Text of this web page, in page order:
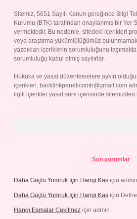
Sitemiz, 5651 Sayılı Kanun gereğince Bilgi
Kurumu (BTK) tarafından onaylanmış bir Yer
vermektedir. Bu nedenle, sitedeki içerikleri
veya araştırma yükümlülüğümüz
yazdıkları içeriklerin sorumluluğunu
sorumluluğu kabul etmiş sayılırlar.
Hukuka ve yasal düzenlemelere aykırı
içerikleri, backlinkpanelicomtr@gmail.com
ilgili içerikler yasal süre içerisinde sitemizden
Son yorumlar
Daha Güçlü Yumruk Için Hangi Kas için admin
Daha Güçlü Yumruk Için Hangi Kas için Defne
Hangi Esmalar Çekilmez için admin